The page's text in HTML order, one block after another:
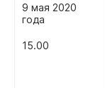
9 мая 2020
года
15.00